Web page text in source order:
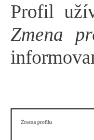
Profil
Zmena